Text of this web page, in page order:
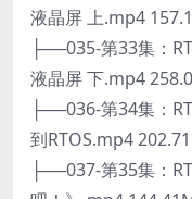
液晶屏 上.mp4
├──035-第33集：
液晶屏 下.mp4
├──036-第34集：
到RTOS.mp4
├──037-第35集：